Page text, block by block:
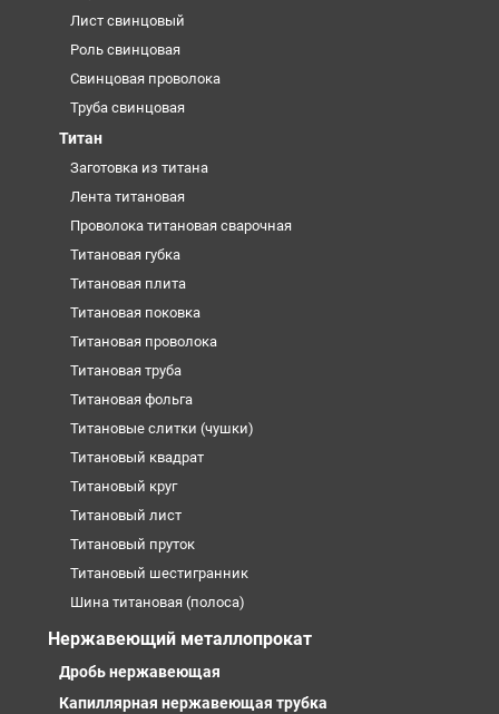
Лист свинцовый
Роль свинцовая
Свинцовая проволока
Труба свинцовая
Титан
Заготовка из титана
Лента титановая
Проволока титановая сварочная
Титановая губка
Титановая плита
Титановая поковка
Титановая проволока
Титановая труба
Титановая фольга
Титановые слитки (чушки)
Титановый квадрат
Титановый круг
Титановый лист
Титановый пруток
Титановый шестигранник
Шина титановая (полоса)
Нержавеющий металлопрокат
Дробь нержавеющая
Капиллярная нержавеющая трубка